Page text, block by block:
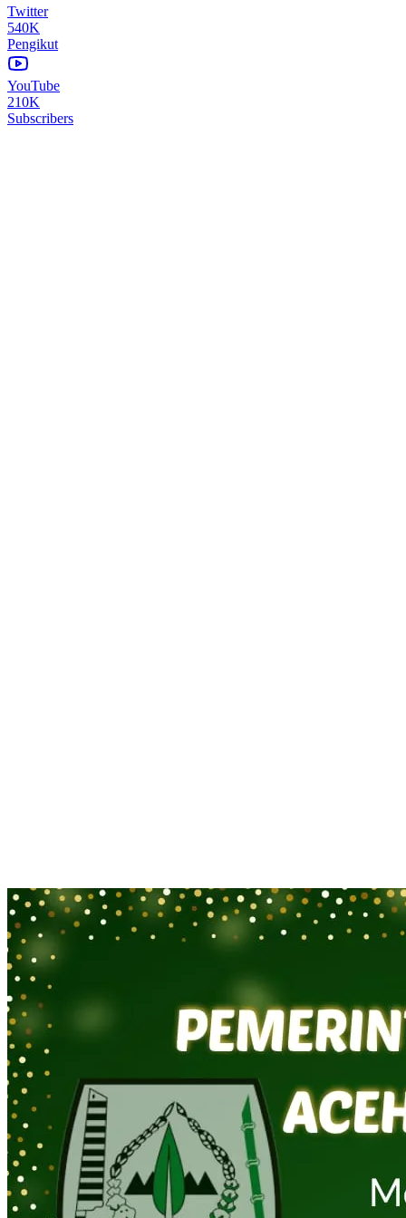
Twitter
540K
Pengikut
YouTube
210K
Subscribers